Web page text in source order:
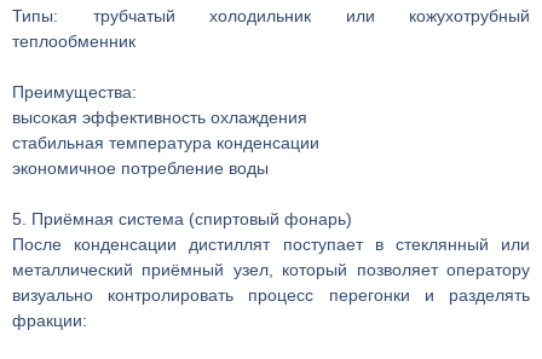
Типы: трубчатый холодильник или кожухотрубный
теплообменник
Преимущества:
высокая эффективность охлаждения
стабильная температура конденсации
экономичное потребление воды
5. Приёмная система (спиртовый фонарь)
После конденсации дистиллят поступает в стеклянный или
металлический приёмный узел, который позволяет оператору
визуально контролировать процесс перегонки и разделять
фракции: